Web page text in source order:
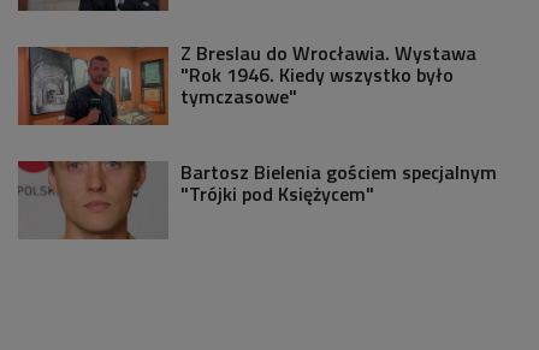
Z Breslau do Wrocławia. Wystawa
"Rok 1946. Kiedy wszystko było
tymczasowe"
Bartosz Bielenia gościem specjalnym
"Trójki pod Księżycem"